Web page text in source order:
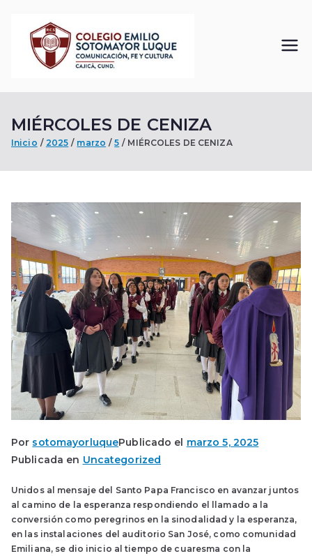
contenido
Emilio
Sotom
ayor
Luque
Comunicación, Fe
MIÉRCOLES DE CENIZA
Inicio 2025 marzo 5 MIÉRCOLES DE CENIZA
Por sotomayorluquePublicado el marzo 5, 2025
Publicada en Uncategorized
Unidos al mensaje del Santo Papa Francisco en avanzar juntos
al camino de la esperanza respondiendo el llamado a la
conversión como peregrinos en la sinodalidad y la esperanza,
en las instalaciones del auditorio San José, como comunidad
Emiliana, se dio inicio al tiempo de cuaresma con la